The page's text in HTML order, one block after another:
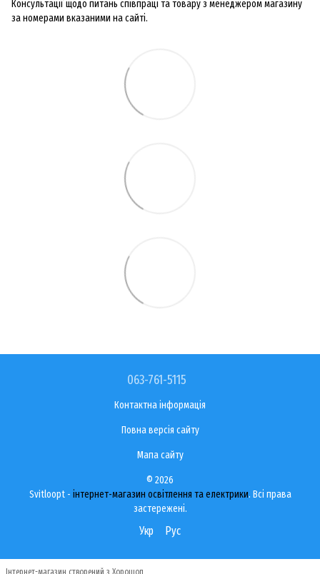
Консультації щодо питань співпраці та товару з менеджером магазину
за номерами вказаними на сайті.
063-761-5115
Контактна інформація
Повна версія сайту
Мапа сайту
© 2026
Svitloopt - інтернет-магазин освітлення та електрики. Всі права
застережені.
Укр Рус
Інтернет-магазин створений з Хорошоп